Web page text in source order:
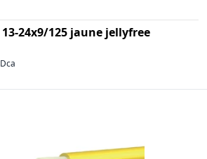
24x9/125 jaune jellyfree